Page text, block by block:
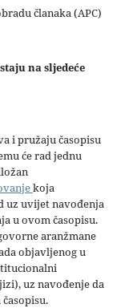
članaka (APC)
na sljedeće
i pružaju časopisu
će rad jednu
koja
uz uvijet navođenja
u ovom časopisu.
aranžmane
objavljenog u
uz navođenje da